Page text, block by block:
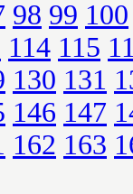
98 99 100
114 115
130 131
146 147
162 163